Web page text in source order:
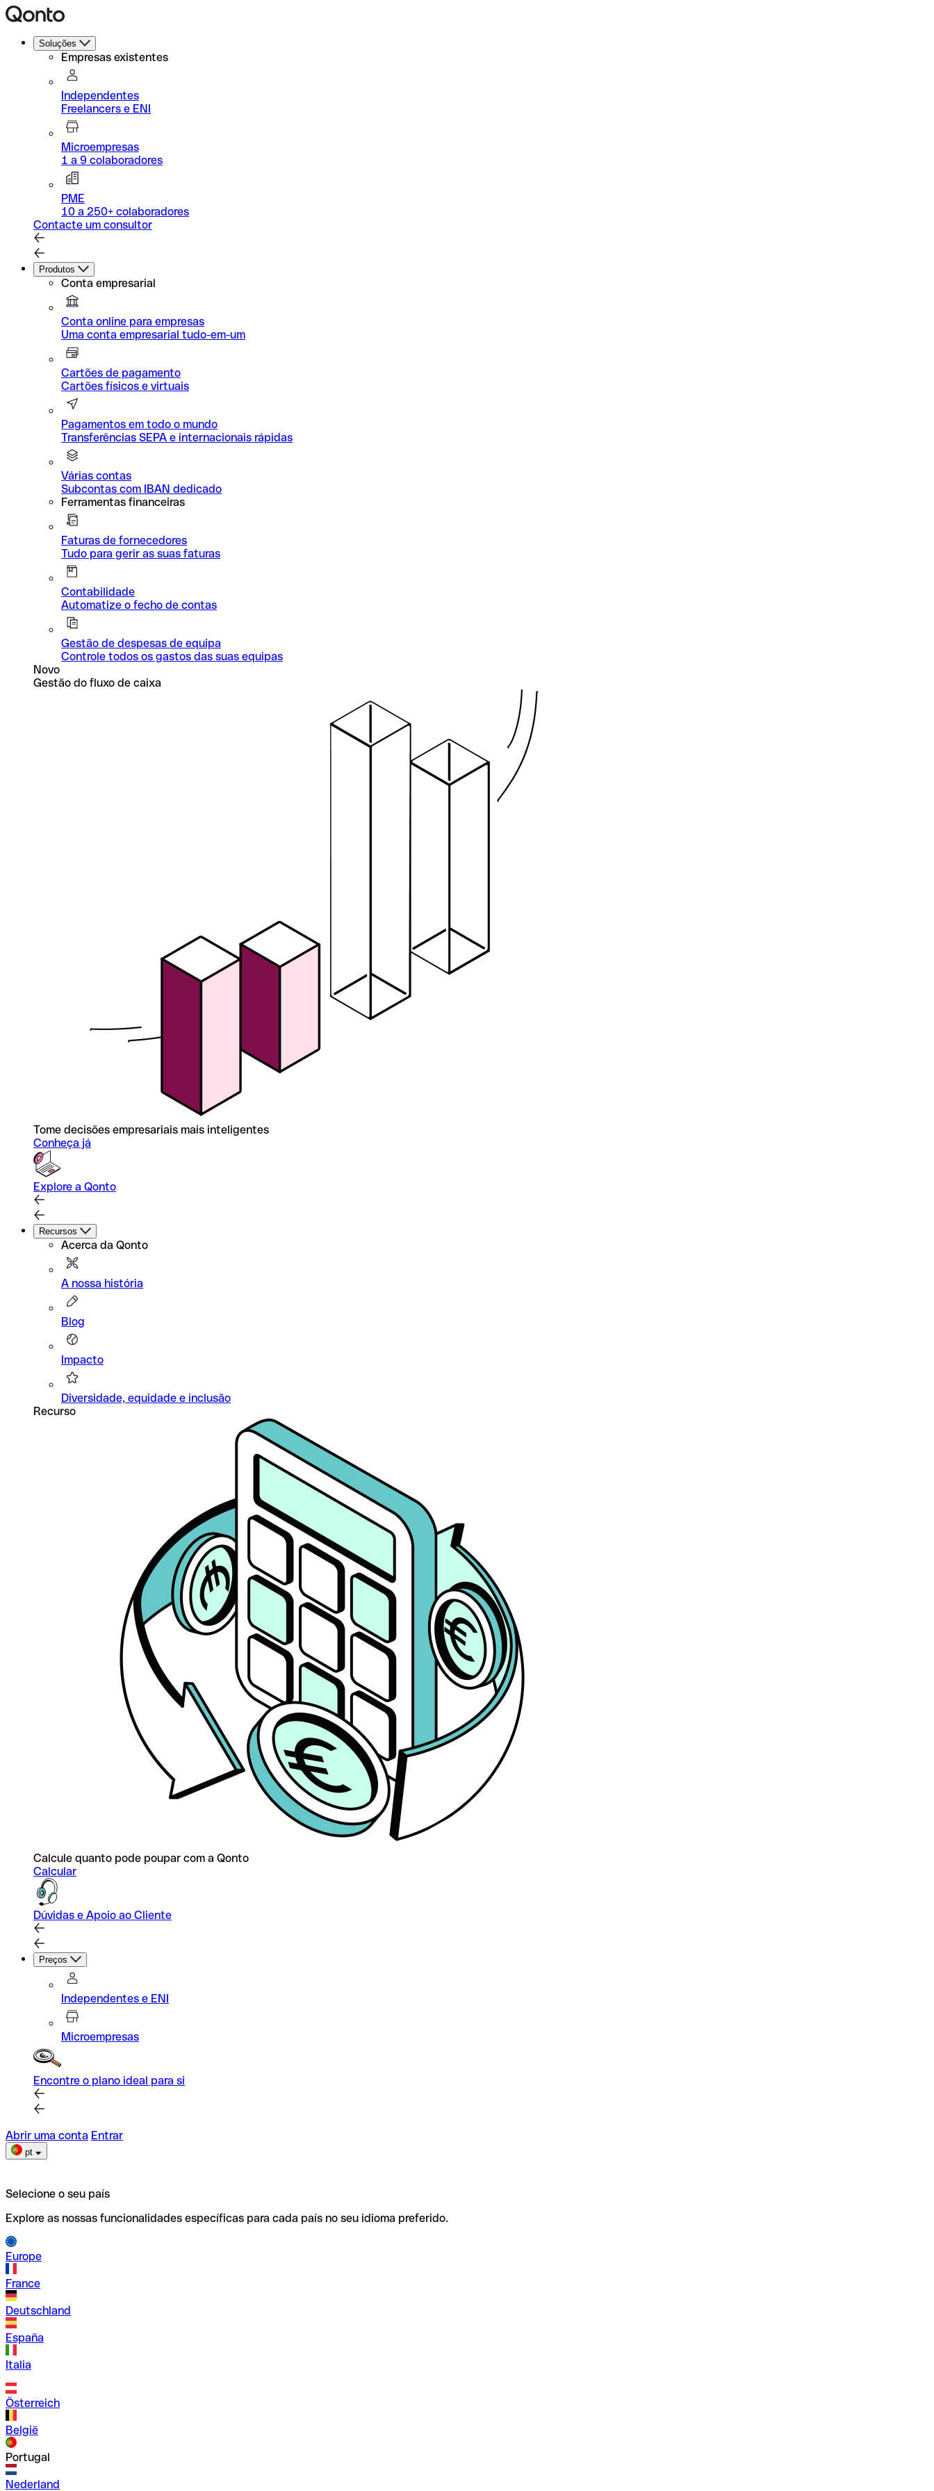
Soluções
Empresas existentes
Independentes
Freelancers e ENI
Microempresas
1 a 9 colaboradores
PME
10 a 250+ colaboradores
Contacte um consultor
Produtos
Conta empresarial
Conta online para empresas
Uma conta empresarial tudo-em-um
Cartões de pagamento
Cartões físicos e virtuais
Pagamentos em todo o mundo
Transferências SEPA e internacionais rápidas
Várias contas
Subcontas com IBAN dedicado
Ferramentas financeiras
Faturas de fornecedores
Tudo para gerir as suas faturas
Contabilidade
Automatize o fecho de contas
Gestão de despesas de equipa
Controle todos os gastos das suas equipas
Novo
Gestão do fluxo de caixa
Tome decisões empresariais mais inteligentes
Conheça já
Explore a Qonto
Recursos
Acerca da Qonto
A nossa história
Blog
Impacto
Diversidade, equidade e inclusão
Recurso
Calcule quanto pode poupar com a Qonto
Calcular
Dúvidas e Apoio ao Cliente
Preços
Independentes e ENI
Microempresas
Encontre o plano ideal para si
Abrir uma conta Entrar
pt
Selecione o seu país
Explore as nossas funcionalidades específicas para cada país no seu idioma preferido.
Europe
France
Deutschland
España
Italia
Österreich
België
Portugal
Nederland